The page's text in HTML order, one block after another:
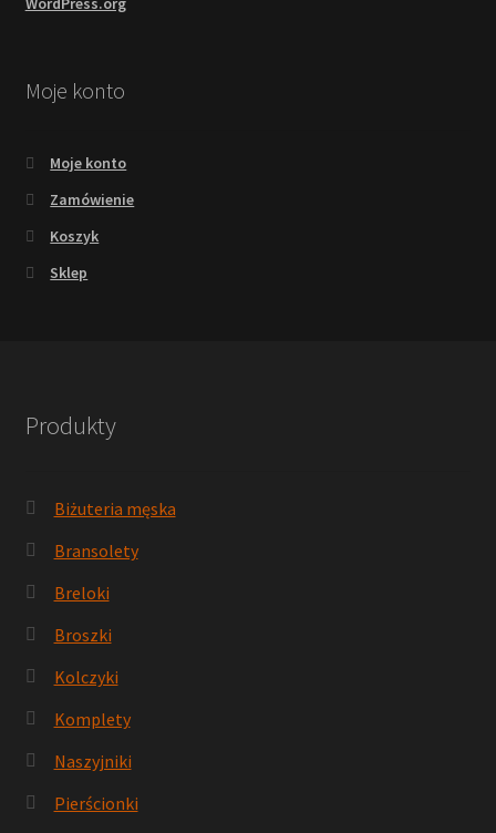
Moje konto
Moje konto
Zamówienie
Koszyk
Sklep
Produkty
Biżuteria męska
Bransolety
Breloki
Broszki
Kolczyki
Komplety
Naszyjniki
Pierścionki